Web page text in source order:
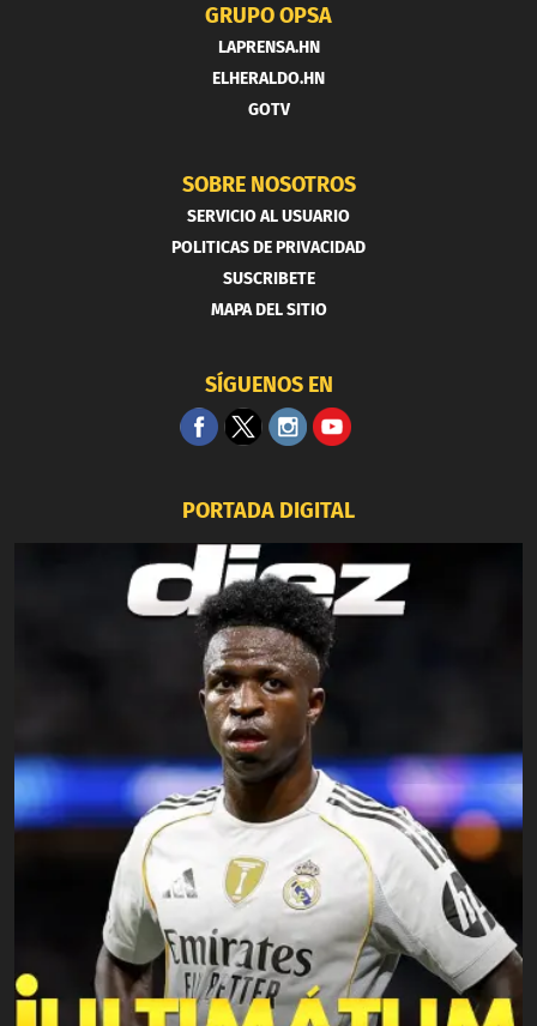
GRUPO OPSA
LAPRENSA.HN
ELHERALDO.HN
GOTV
SOBRE NOSOTROS
SERVICIO AL USUARIO
POLITICAS DE PRIVACIDAD
SUSCRIBETE
MAPA DEL SITIO
SÍGUENOS EN
PORTADA DIGITAL